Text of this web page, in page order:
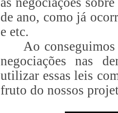
de ano, como já
e etc.
Ao conseguimos
negociações nas
utilizar essas leis
fruto do nossos